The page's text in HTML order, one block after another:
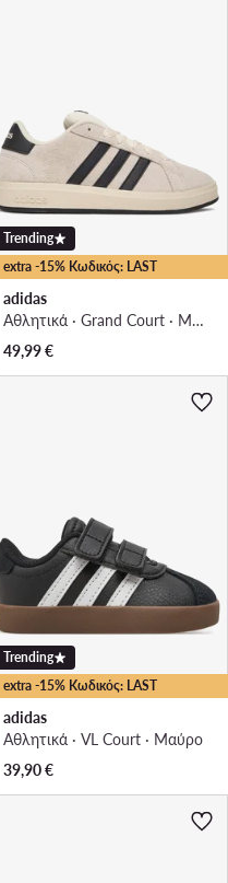
extra -15% Κωδικός: LAST
Trending
adidas
Αθλητικά · Grand Court · Μπεζ
49,99€
extra -15% Κωδικός: LAST
Trending
adidas
Αθλητικά · VL Court · Μαύρο
39,90€